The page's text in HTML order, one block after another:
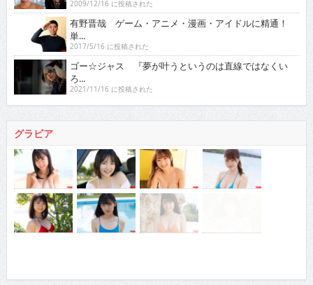
2009/12/16 に投稿された
有野晋哉 ゲーム・アニメ・漫画・アイドルに精通！
単...
2017/5/16 に投稿された
ゴー☆ジャス 『夢が叶うというのは直線ではなくい
ろ...
2021/11/16 に投稿された
グラビア